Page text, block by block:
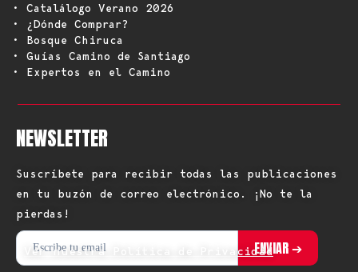
• Catalálogo Verano 2026
• ¿Dónde Comprar?
• Bosque Chiruca
• Guías Camino de Santiago
• Expertos en el Camino
NEWSLETTER
Suscríbete para recibir todas las publicaciones
en tu buzón de correo electrónico. ¡No te la
pierdas!
Ver nuestra Política de Privacidad